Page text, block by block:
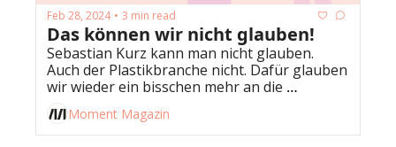
Feb 28, 2024 • 3 min read
Das können wir nicht glauben!
Sebastian Kurz kann man nicht glauben.
Auch der Plastikbranche nicht. Dafür glauben
wir wieder ein bisschen mehr an die
Erreichung der Klimaziele.
Moment Magazin